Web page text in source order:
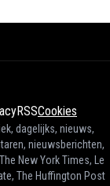
RSSCookies
dagelijks, nieuws,
nieuwsberichten,
New York Times, Le
The Huffington Post